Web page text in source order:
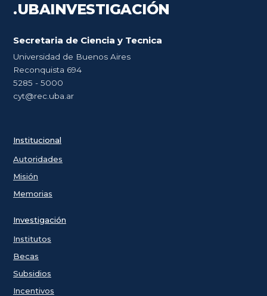
.UBAINVESTIGACIÓN
Secretaria de Ciencia y Tecnica
Universidad de Buenos Aires
Reconquista 694
5285 - 5000
cyt@rec.uba.ar
Institucional
Autoridades
Misión
Memorias
Investigación
Institutos
Becas
Subsidios
Incentivos